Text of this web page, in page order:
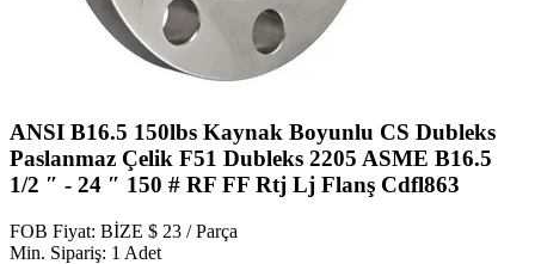
ANSI B16.5 150lbs Kaynak Boyunlu CS Dubleks
Paslanmaz Çelik F51 Dubleks 2205 ASME B16.5
1/2 ″ - 24 ″ 150 # RF FF Rtj Lj Flanş Cdfl863
FOB Fiyat: BİZE $ 23 / Parça
Min. Sipariş: 1 Adet